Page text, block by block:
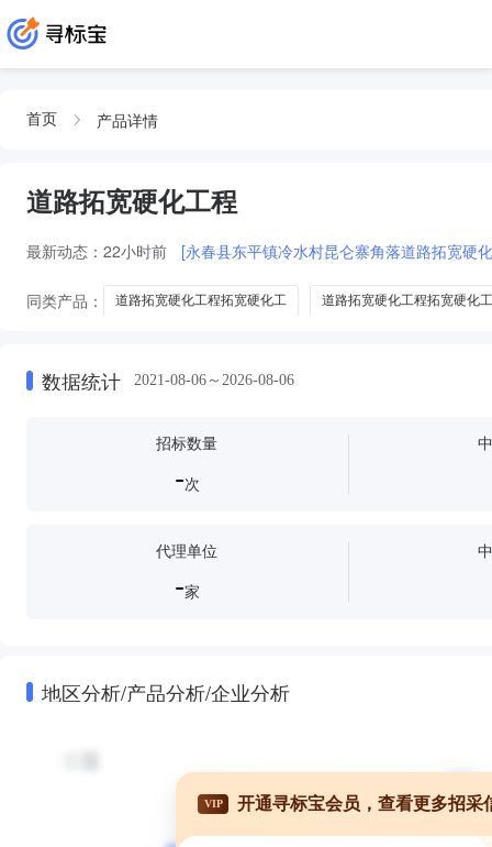
首页 产品详情
道路拓宽硬化工程
最新动态： 22小时前 [永春县东平镇冷水村昆仑寨角落道路拓宽硬
同类产品： 道路拓宽硬化工程拓宽硬化工 道路拓宽硬化工程拓宽硬化
数据统计 2021-08-06～2026-08-06
招标数量
-次
代理单位
-家
地区分析/产品分析/企业分析
VIP 开通寻标宝会员，查看更多招采